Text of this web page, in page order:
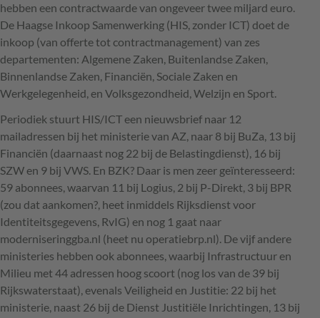
hebben een contractwaarde van ongeveer twee miljard euro.
De Haagse Inkoop Samenwerking (HIS, zonder ICT) doet de
inkoop (van offerte tot contractmanagement) van zes
departementen: Algemene Zaken, Buitenlandse Zaken,
Binnenlandse Zaken, Financiën, Sociale Zaken en
Werkgelegenheid, en Volksgezondheid, Welzijn en Sport.
Periodiek stuurt HIS/ICT een nieuwsbrief naar 12
mailadressen bij het ministerie van AZ, naar 8 bij BuZa, 13 bij
Financiën (daarnaast nog 22 bij de Belastingdienst), 16 bij
SZW en 9 bij VWS. En BZK? Daar is men zeer geïnteresseerd:
59 abonnees, waarvan 11 bij Logius, 2 bij P-Direkt, 3 bij BPR
(zou dat aankomen?, heet inmiddels Rijksdienst voor
Identiteitsgegevens, RvIG) en nog 1 gaat naar
moderniseringgba.nl (heet nu operatiebrp.nl). De vijf andere
ministeries hebben ook abonnees, waarbij Infrastructuur en
Milieu met 44 adressen hoog scoort (nog los van de 39 bij
Rijkswaterstaat), evenals Veiligheid en Justitie: 22 bij het
ministerie, naast 26 bij de Dienst Justitiële Inrichtingen, 13 bij